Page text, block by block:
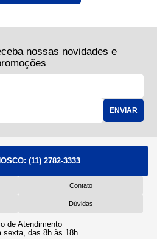
nossas novidades e
ENVIAR
(11) 2782-3333
Contato
Dúvidas
de Atendimento
sexta, das 8h às 18h